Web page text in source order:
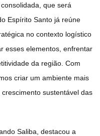
que será
Espírito Santo já reúne
no contexto logístico
esses elementos, enfrentar
da região. Com
criar um ambiente mais
sustentável das
Saliba, destacou a